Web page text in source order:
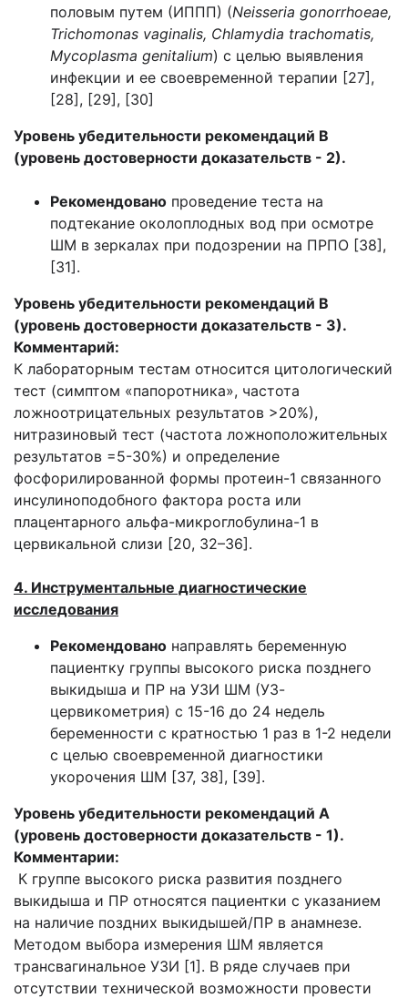
половым путем (ИППП) (Neisseria gonorrhoeae,
Trichomonas vaginalis, Chlamydia trachomatis,
Mycoplasma genitalium) с целью выявления
инфекции и ее своевременной терапии [27],
[28], [29], [30]
Уровень убедительности рекомендаций В
(уровень достоверности доказательств - 2).
Рекомендовано проведение теста на
подтекание околоплодных вод при осмотре
ШМ в зеркалах при подозрении на ПРПО [38],
[31].
Уровень убедительности рекомендаций В
(уровень достоверности доказательств - 3).
Комментарий:
К лабораторным тестам относится цитологический
тест (симптом «папоротника», частота
ложноотрицательных результатов >20%),
нитразиновый тест (частота ложноположительных
результатов =5-30%) и определение
фосфорилированной формы протеин-1 связанного
инсулиноподобного фактора роста или
плацентарного альфа-микроглобулина-1 в
цервикальной слизи [20, 32–36].
4. Инструментальные диагностические
исследования
Рекомендовано направлять беременную
пациентку группы высокого риска позднего
выкидыша и ПР на УЗИ ШМ (УЗ-
цервикометрия) с 15-16 до 24 недель
беременности с кратностью 1 раз в 1-2 недели
с целью своевременной диагностики
укорочения ШМ [37, 38], [39].
Уровень убедительности рекомендаций А
(уровень достоверности доказательств - 1).
Комментарии:
К группе высокого риска развития позднего
выкидыша и ПР относятся пациентки с указанием
на наличие поздних выкидышей/ПР в анамнезе.
Методом выбора измерения ШМ является
трансвагинальное УЗИ [1]. В ряде случаев при
отсутствии технической возможности провести